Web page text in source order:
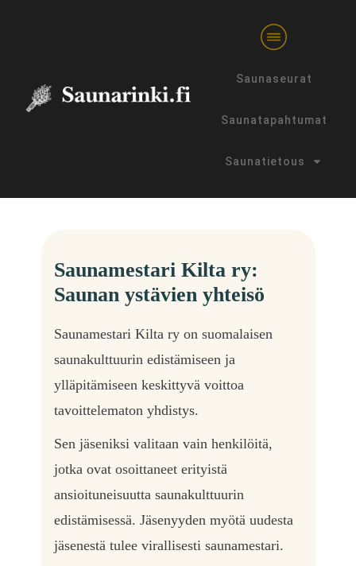
Saunaseurat
Saunatapahtumat
Saunatietous
Saunamestari Kilta ry:
Saunan ystävien yhteisö
Saunamestari Kilta ry on suomalaisen
saunakulttuurin edistämiseen ja
ylläpitämiseen keskittyvä voittoa
tavoittelematon yhdistys.
Sen jäseniksi valitaan vain henkilöitä,
jotka ovat osoittaneet erityistä
ansioituneisuutta saunakulttuurin
edistämisessä. Jäsenyyden myötä uudesta
jäsenestä tulee virallisesti saunamestari.